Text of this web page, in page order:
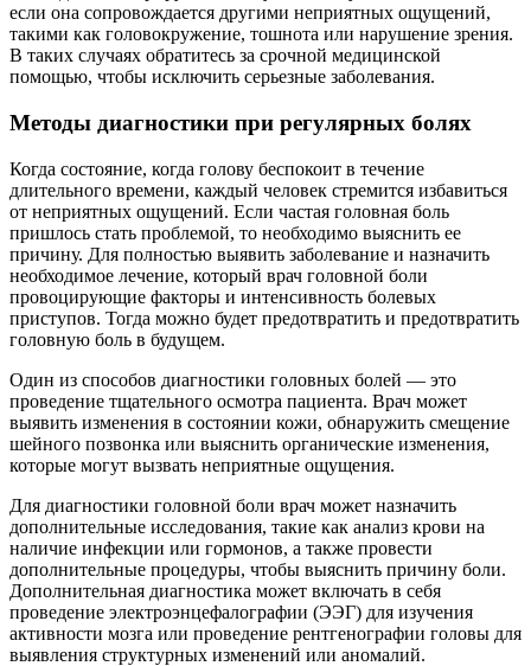
если она сопровождается другими неприятных ощущений,
такими как головокружение, тошнота или нарушение зрения.
В таких случаях обратитесь за срочной медицинской
помощью, чтобы исключить серьезные заболевания.
Методы диагностики при регулярных болях
Когда состояние, когда голову беспокоит в течение
длительного времени, каждый человек стремится избавиться
от неприятных ощущений. Если частая головная боль
пришлось стать проблемой, то необходимо выяснить ее
причину. Для полностью выявить заболевание и назначить
необходимое лечение, который врач головной боли
провоцирующие факторы и интенсивность болевых
приступов. Тогда можно будет предотвратить и предотвратить
головную боль в будущем.
Один из способов диагностики головных болей — это
проведение тщательного осмотра пациента. Врач может
выявить изменения в состоянии кожи, обнаружить смещение
шейного позвонка или выяснить органические изменения,
которые могут вызвать неприятные ощущения.
Для диагностики головной боли врач может назначить
дополнительные исследования, такие как анализ крови на
наличие инфекции или гормонов, а также провести
дополнительные процедуры, чтобы выяснить причину боли.
Дополнительная диагностика может включать в себя
проведение электроэнцефалографии (ЭЭГ) для изучения
активности мозга или проведение рентгенографии головы для
выявления структурных изменений или аномалий.